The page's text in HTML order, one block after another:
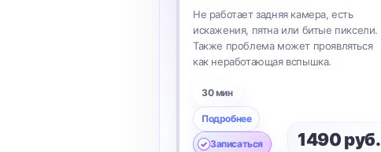
Не работает задняя камера, есть
искажения, пятна или битые пиксели.
Также проблема может проявляться
как неработающая вспышка.
30 мин
Подробнее
Записаться 1490 руб.